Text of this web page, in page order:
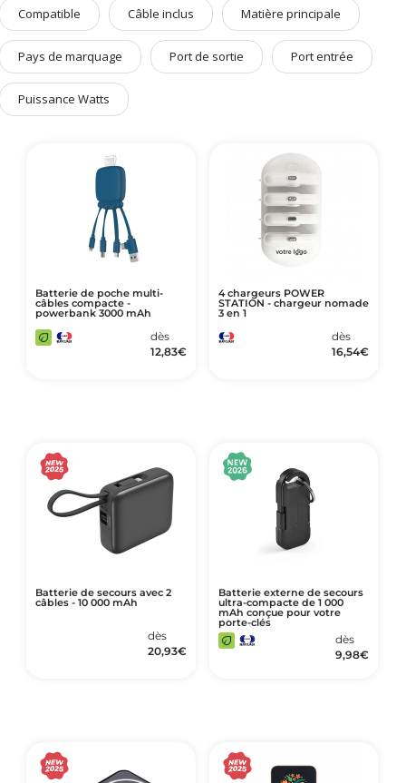
Art de Vivre à la Française
Plantes et Graines
Bien être & Sécurité
Sports, loisirs & jouets
PLV & Mobiliers Pub
Packaging sur-mesure
Temps Forts de l'Année
Evénement Entreprise
Compatible Câble inclus Matière principale
Pays de marquage Port de sortie Port entrée
Puissance Watts
Batterie de poche multi-
câbles compacte -
powerbank 3000 mAh
dès
12,83€
4 chargeurs POWER
STATION - chargeur nomade
3 en 1
dès
16,54€
Batterie de secours avec 2
câbles - 10 000 mAh
dès
20,93€
Batterie externe de secours
ultra-compacte de 1 000
mAh conçue pour votre
porte-clés
dès
9,98€